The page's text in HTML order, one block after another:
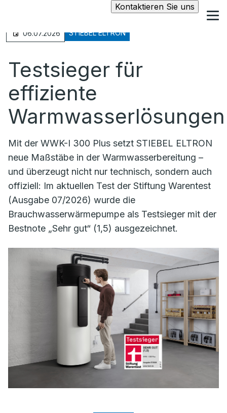
Kontaktieren Sie uns
06.07.2026 STIEBEL ELTRON
Testsieger für
effiziente
Warmwasserlösungen
Mit der WWK-I 300 Plus setzt STIEBEL ELTRON
neue Maßstäbe in der Warmwasserbereitung –
und überzeugt nicht nur technisch, sondern auch
offiziell: Im aktuellen Test der Stiftung Warentest
(Ausgabe 07/2026) wurde die
Brauchwasserwärmepumpe als Testsieger mit der
Bestnote „Sehr gut“ (1,5) ausgezeichnet.